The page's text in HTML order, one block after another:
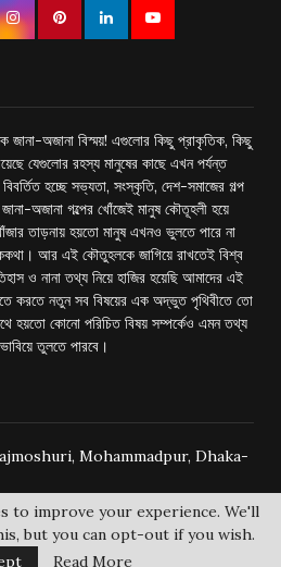
জানা-অজানা বিস্ময়! এগুলোর কিছু প্রাকৃতিক, কিছু
যেগুলোর রহস্য মানুষের কাছে এখন পর্যন্ত
হচ্ছে সভ্যতা, সংস্কৃতি, দেশ-সমাজের গল্প
অজানা গল্পের খোঁজেই মানুষ কৌতূহলী হয়ে
তাড়নায় হয়তো মানুষ এখনও ভুলতে পারে না
আর এই কৌতুহলকে জাগিয়ে রাখতেই বিশ্ব
ও নানা তথ্য নিয়ে হাজির হয়েছি আমাদের এই
করতে নতুন সব বিষয়ের এক অদ্ভুত পৃথিবীতে তো
হয়তো কোনো পরিচিত বিষয় সম্পর্কেও এমন তথ্য
তুলতে পারবে।
Mohammadpur, Dhaka-
All Right Reserved.
to improve your experience. We'll
but you can opt-out if you wish.
Read More